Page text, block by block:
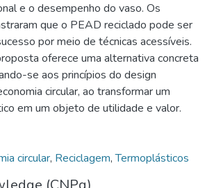
e o desempenho do vaso. Os
que o PEAD reciclado pode ser
por meio de técnicas acessíveis.
oferece uma alternativa concreta
se aos princípios do design
circular, ao transformar um
em um objeto de utilidade e valor.
circular, Reciclagem,Termoplásticos